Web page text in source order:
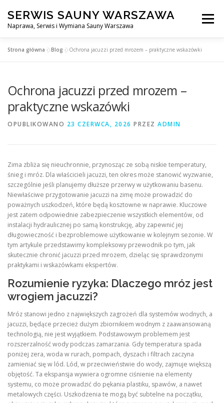
treści
SERWIS SAUNY WARSZAWA
Naprawa, Serwis i Wymiana Sauny Warszawa
Menu
Strona główna »Blog »Ochrona jacuzzi przed mrozem – praktyczne wskazówki
Ochrona jacuzzi przed mrozem –
praktyczne wskazówki
OPUBLIKOWANO 23 CZERWCA, 2026 PRZEZ ADMIN
Zima zbliża się nieuchronnie, przynosząc ze sobą niskie temperatury,
śnieg i mróz. Dla właścicieli jacuzzi, ten okres może stanowić wyzwanie,
szczególnie jeśli planujemy dłuższe przerwy w użytkowaniu basenu.
Niewłaściwe przygotowanie jacuzzi na zimę może prowadzić do
poważnych uszkodzeń, które będą kosztowne w naprawie. Kluczowe
jest zatem odpowiednie zabezpieczenie wszystkich elementów, od
instalacji hydraulicznej po samą konstrukcję, aby zapewnić jej
długowieczność i bezproblemowe użytkowanie w kolejnym sezonie. W
tym artykule przedstawimy kompleksowy przewodnik po tym, jak
skutecznie chronić jacuzzi przed mrozem, dzieląc się sprawdzonymi
praktykami i wskazówkami ekspertów.
Rozumienie ryzyka: Dlaczego mróz jest
wrogiem jacuzzi?
Mróz stanowi jedno z największych zagrożeń dla systemów wodnych, a
jacuzzi, będące przecież dużym zbiornikiem wodnym z zaawansowaną
technologią, nie jest wyjątkiem. Podstawowym problemem jest
rozszerzalność wody podczas zamarzania. Gdy temperatura spada
poniżej zera, woda w rurach, pompach, dyszach i filtrach zaczyna
zamieniać się w lód. Lód, w przeciwieństwie do wody, zajmuje większą
objętość. Ta ekspansja wywiera ogromne ciśnienie na elementy
systemu, co może prowadzić do pękania plastiku, spawów, a nawet
metalowych części. Uszkodzenia te mogą być subtelne na początku,